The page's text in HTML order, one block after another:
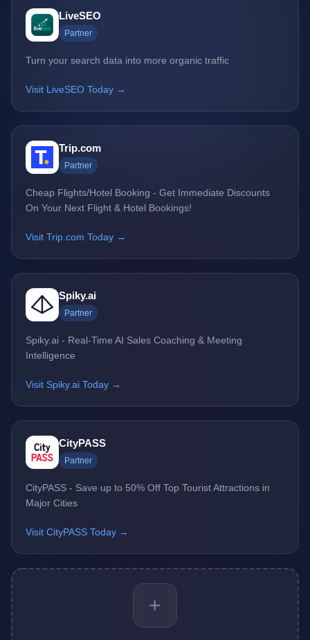
LiveSEO
Partner
Turn your search data into more organic traffic
Visit LiveSEO Today →
Trip.com
Partner
Cheap Flights/Hotel Booking - Get Immediate Discounts
On Your Next Flight & Hotel Bookings!
Visit Trip.com Today →
Spiky.ai
Partner
Spiky.ai - Real-Time AI Sales Coaching & Meeting
Intelligence
Visit Spiky.ai Today →
CityPASS
Partner
CityPASS - Save up to 50% Off Top Tourist Attractions in
Major Cities
Visit CityPASS Today →
+